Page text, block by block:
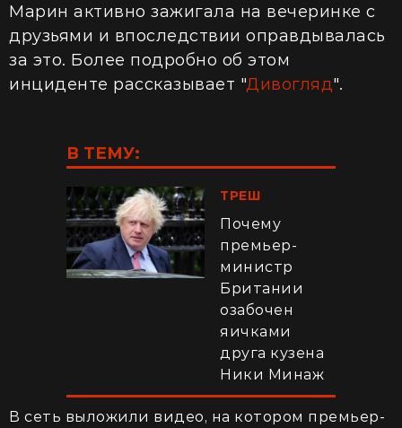
Марин активно зажигала на вечеринке с
друзьями и впоследствии оправдывалась
за это. Более подробно об этом
инциденте рассказывает "Дивогляд".
В ТЕМУ:
ТРЕШ
Почему
премьер-
министр
Британии
озабочен
яичками
друга кузена
Ники Минаж
В сеть выложили видео, на котором премьер-